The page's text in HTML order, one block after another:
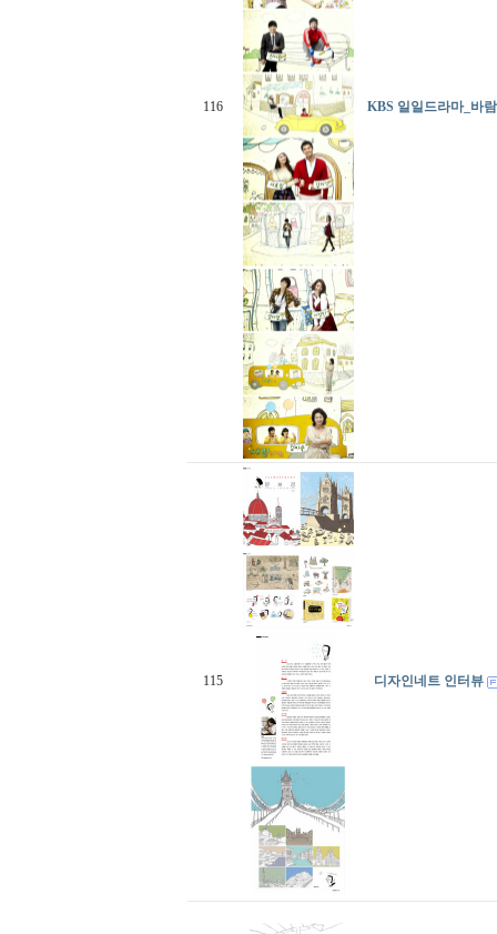
116 KBS 일일드라마_바
115 디자인네트 인터뷰